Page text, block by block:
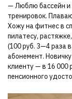
— Люблю бассейн и
тренировок.
Хожу на фитнес в
пилатесу,
(100 руб. 3—4 раза
абонемент.
клиенту — в 16 000
пенсионного